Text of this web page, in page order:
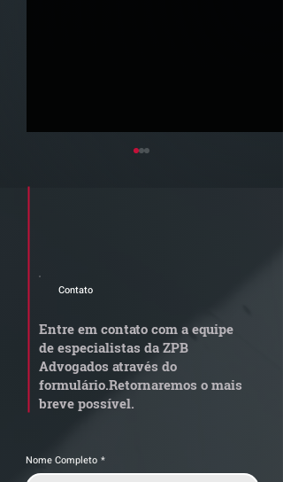
STJ admite
por penosidade e acende
alerta para
transportadoras
Contato
Entre em contato com a equipe
de especialistas da ZPB
Advogados através do
formulário.Retornaremos o mais
breve possível.
Nome Completo *